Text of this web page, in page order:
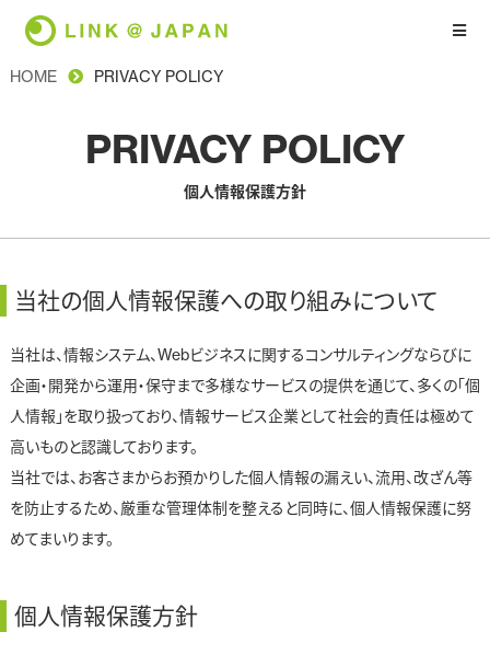
HOME PRIVACY POLICY
PRIVACY POLICY
個人情報保護方針
当社の個人情報保護への取り組みについて
当社は、情報システム、Webビジネスに関するコンサルティングならびに
企画・開発から運用・保守まで多様なサービスの提供を通じて、多くの「個
人情報」を取り扱っており、情報サービス企業として社会的責任は極めて
高いものと認識しております。
当社では、お客さまからお預かりした個人情報の漏えい、流用、改ざん等
を防止するため、厳重な管理体制を整えると同時に、個人情報保護に努
めてまいります。
個人情報保護方針